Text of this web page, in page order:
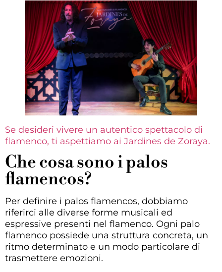
Se desideri vivere un autentico spettacolo di
flamenco, ti aspettiamo ai Jardines de Zoraya.
Che cosa sono i palos
flamencos?
Per definire i palos flamencos, dobbiamo
riferirci alle diverse forme musicali ed
espressive presenti nel flamenco. Ogni palo
flamenco possiede una struttura concreta, un
ritmo determinato e un modo particolare di
trasmettere emozioni.